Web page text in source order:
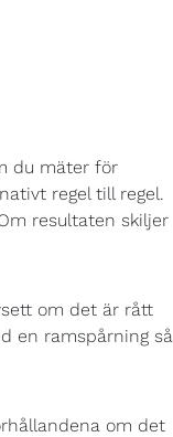
du mäter för
regel till regel.
resultaten skiljer
om det är rått
en ramspårning så
om det